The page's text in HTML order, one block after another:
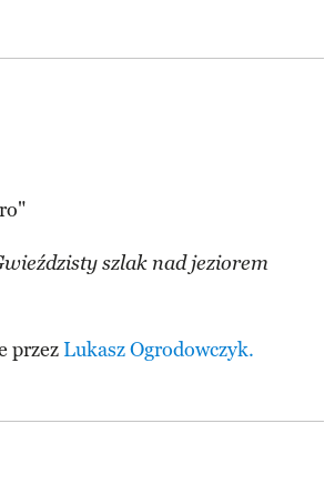
szlak nad jeziorem
przezLukasz Ogrodowczyk.